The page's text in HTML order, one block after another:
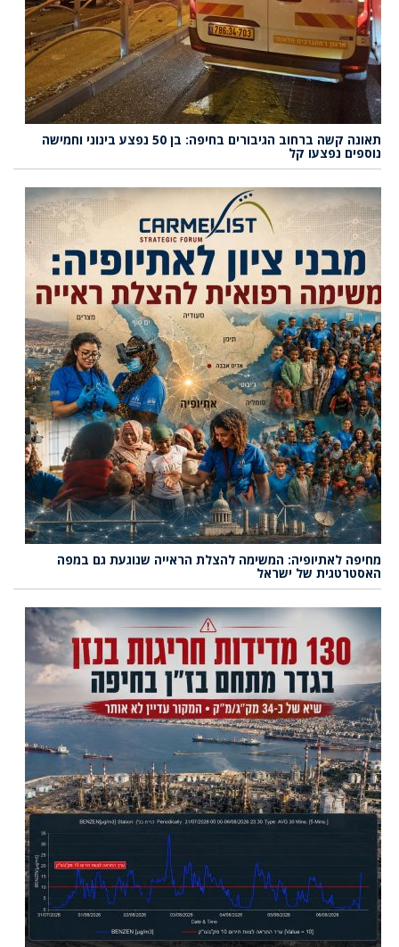
תאונה קשה ברחוב הגיבורים בחיפה: בן 50 נפצע בינוני וחמישה
נוספים נפצעו קל
מחיפה לאתיופיה: המשימה להצלת הראייה שנוגעת גם במפה
האסטרטגית של ישראל